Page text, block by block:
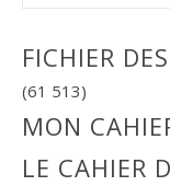
FICHIER
(61 513)
MON
LE CAHIER